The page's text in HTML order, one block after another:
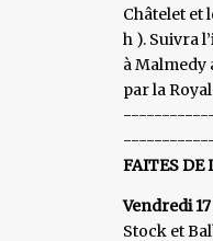
Châtelet et
h ). Suivra
à Malmedy
par la
FAITES
Vendredi
Stock et